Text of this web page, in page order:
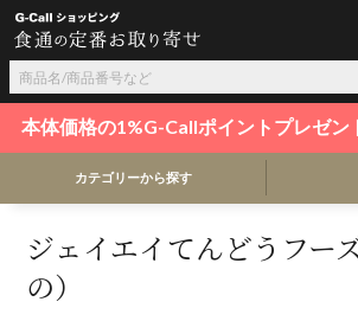
本体価格の1%G-Callポイントプレゼン
カテゴリーから探す
ジェイエイてんどうフー
の）